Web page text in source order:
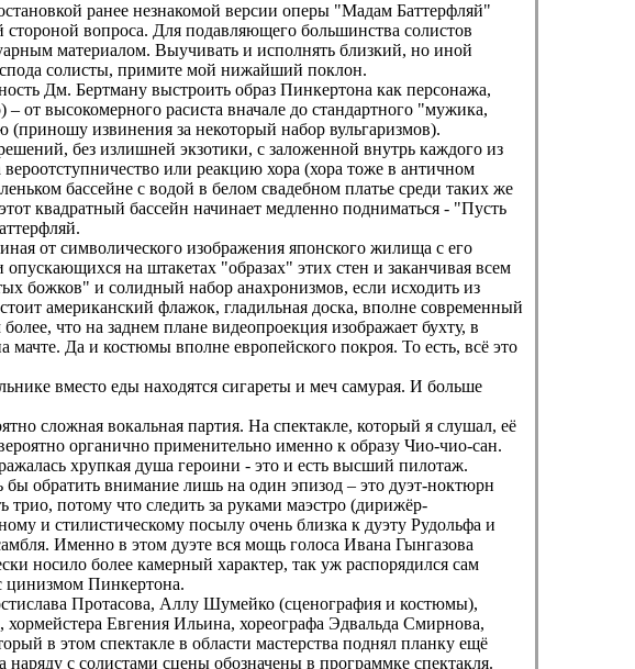
ранее незнакомой версии оперы "Мадам Баттерфляй"
вопроса. Для подавляющего большинства солистов
материалом. Выучивать и исполнять близкий, но иной
солисты, примите мой нижайший поклон.
Дм. Бертману выстроить образ Пинкертона как персонажа,
от высокомерного расиста вначале до стандартного "мужика,
извинения за некоторый набор вульгаризмов).
без излишней экзотики, с заложенной внутрь каждого из
или реакцию хора (хора тоже в античном
бассейне с водой в белом свадебном платье среди таких же
квадратный бассейн начинает медленно подниматься - "Пусть
от символического изображения японского жилища с его
на штакетах "образах" этих стен и заканчивая всем
божков" и солидный набор анахронизмов, если исходить из
американский флажок, гладильная доска, вполне современный
что на заднем плане видеопроекция изображает бухту, в
Да и костюмы вполне европейского покроя. То есть, всё это
вместо еды находятся сигареты и меч самурая. И больше
сложная вокальная партия. На спектакле, который я слушал, её
органично применительно именно к образу Чио-чио-сан.
хрупкая душа героини - это и есть высший пилотаж.
бы обратить внимание лишь на один эпизод – это дуэт-ноктюрн
потому что следить за руками маэстро (дирижёр-
и стилистическому посылу очень близка к дуэту Рудольфа и
Именно в этом дуэте вся мощь голоса Ивана Гынгазова
носило более камерный характер, так уж распорядился сам
цинизмом Пинкертона.
Протасова, Аллу Шумейко (сценография и костюмы),
Евгения Ильина, хореографа Эдвальда Смирнова,
в этом спектакле в области мастерства поднял планку ещё
с солистами сцены обозначены в программке спектакля.